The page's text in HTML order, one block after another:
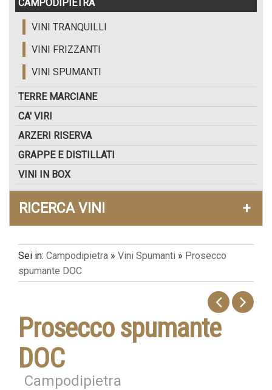
CAMPODIPIETRA
VINI TRANQUILLI
VINI FRIZZANTI
VINI SPUMANTI
TERRE MARCIANE
CA' VIRI
ARZERI RISERVA
GRAPPE E DISTILLATI
VINI IN BOX
RICERCA VINI +
Sei in: Campodipietra » Vini Spumanti » Prosecco
spumante DOC
Prosecco spumante
DOC
Campodipietra